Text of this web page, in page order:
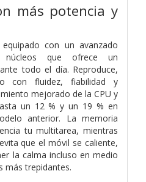
más potencia y
con un avanzado
núcleos que ofrece un
todo el día. Reproduce,
con fluidez, fiabilidad y
mejorado de la CPU y
un 12 % y un 19 % en
anterior. La memoria
tu multitarea, mientras
que el móvil se caliente,
la calma incluso en medio
más trepidantes.